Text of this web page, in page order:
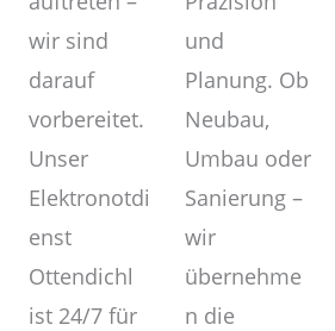
wir sind
darauf
vorbereitet.
Unser
Elektronotdi
enst
Ottendichl
ist 24/7 für
und
Planung. Ob
Neubau,
Umbau oder
Sanierung –
wir
übernehme
n die